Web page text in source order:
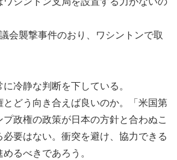
会襲撃事件のおり、ワシントンで取
冷静な判断を下している。
とどう向き合えば良いのか。「米国第
政権の政策が日本の方針と合わぬこ
必要はない。衝突を避け、協力できる
るべきであろう。